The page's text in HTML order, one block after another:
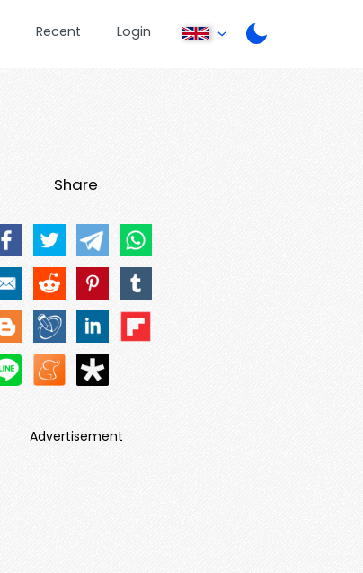
Recent Login
Share
Advertisement